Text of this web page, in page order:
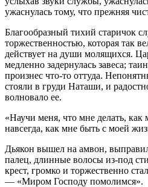
ужаснулась тому, что прежняя
Благообразный тихий старичок
торжественностью, которая так
действует на души молящихся.
медленно задернулась завеса;
произнес что-то оттуда.
стояли в груди Наташи, и
волновало ее.
«Научи меня, что мне делать, как
навсегда, как мне быть с моей
Дьякон вышел на амвон,
палец, длинные волосы из-под
крест, громко и торжественно
— «Миром Господу помолимся».